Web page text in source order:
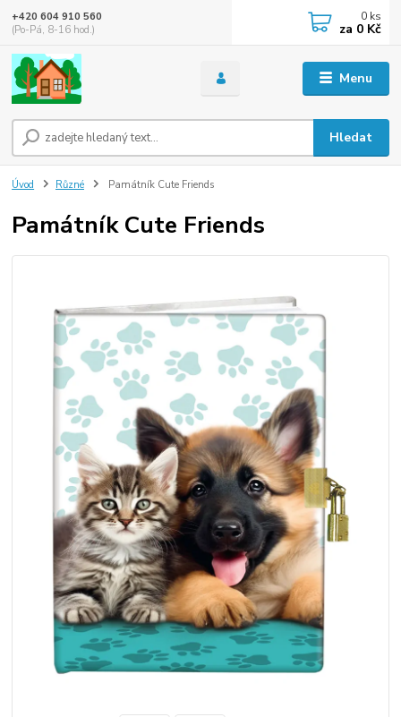
Menu
Hledat
+420 604 910 560
(Po-Pá, 8-16 hod.)
0 ks
za 0 Kč
Úvod Různé Památník Cute Friends
Památník Cute Friends